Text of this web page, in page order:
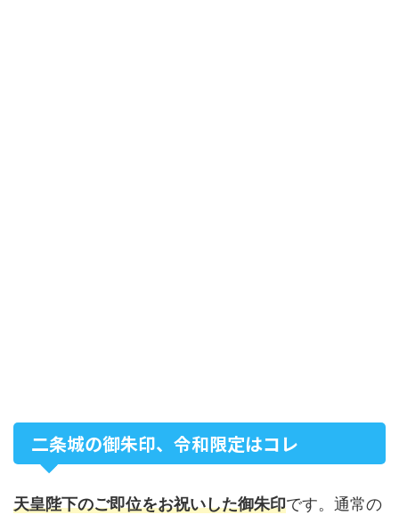
二条城の御朱印、令和限定はコレ
天皇陛下のご即位をお祝いした御朱印です。通常の